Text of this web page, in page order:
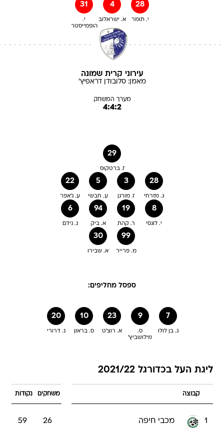
31
י.
הופמייסטר
4
א. ישראלוב
28
י. תומר
עירוני קרית שמונה
מאמן:סלובודן דראפיץ'
מערך המשחק
4:4:2
29
ז. ברטקוס
22
ע. ג'אפר
5
ע. חבשי
3
ז. מורגן
28
ג. מזרחי
6
נ. נידם
94
א. ביק
19
ר. קהת
8
י. לוגסי
30
א. שבירו
99
מ. פרייר
ספסל מחליפים:
20
נ. דרורי
10
ס. בראון
23
א. רוצ'ט
9
ס.
מילושביץ'
7
ג. בן לולו
ליגת העל בכדורגל 2021/22
קבוצה משחקים נקודות
1 מכבי חיפה 26
59